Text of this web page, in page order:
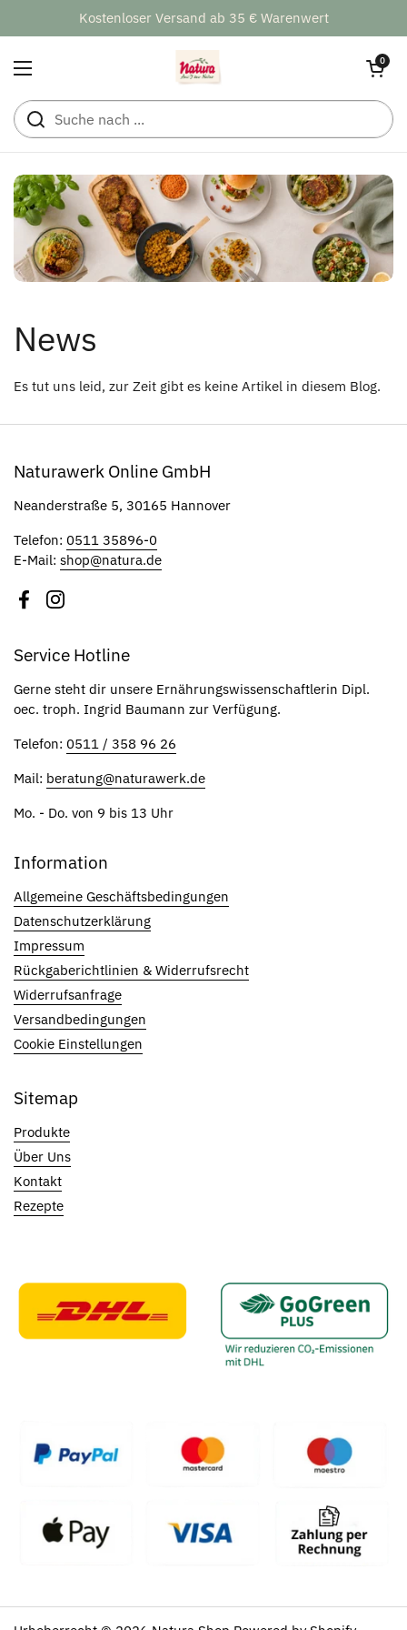
Zum Inhalt springenKostenloser Versand ab 35 € Warenwert
Menü öffnen
Warenkorb
0
News
Es tut uns leid, zur Zeit gibt es keine Artikel in diesem Blog.
Naturawerk Online GmbH
Neanderstraße 5, 30165 Hannover
Telefon: 0511 35896-0
E-Mail: shop@natura.de
FacebookInstagram
Service Hotline
Gerne steht dir unsere Ernährungswissenschaftlerin Dipl.
oec. troph. Ingrid Baumann zur Verfügung.
Telefon: 0511 / 358 96 26
Mail: beratung@naturawerk.de
Mo. - Do. von 9 bis 13 Uhr
Information
Allgemeine Geschäftsbedingungen
Datenschutzerklärung
Impressum
Rückgaberichtlinien & Widerrufsrecht
Widerrufsanfrage
Versandbedingungen
Cookie Einstellungen
Sitemap
Produkte
Über Uns
Kontakt
Rezepte